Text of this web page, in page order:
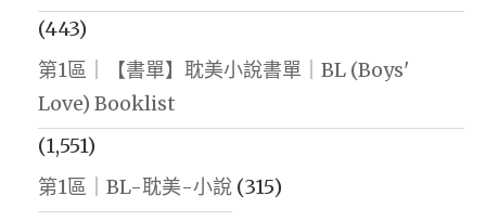
(443)
第1區｜【書單】耽美小說書單｜BL (Boys'
Love) Booklist
(1,551)
第1區｜BL-耽美-小說 (315)